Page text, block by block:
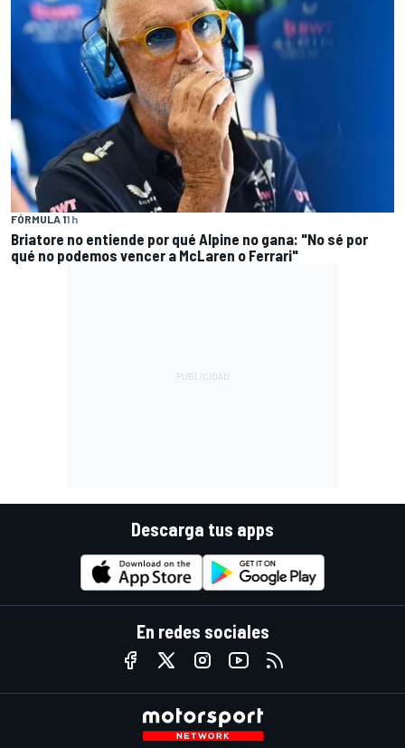
FÓRMULA 11 h
Briatore no entiende por qué Alpine no gana: "No sé por
qué no podemos vencer a McLaren o Ferrari"
Descarga tus apps
En redes sociales